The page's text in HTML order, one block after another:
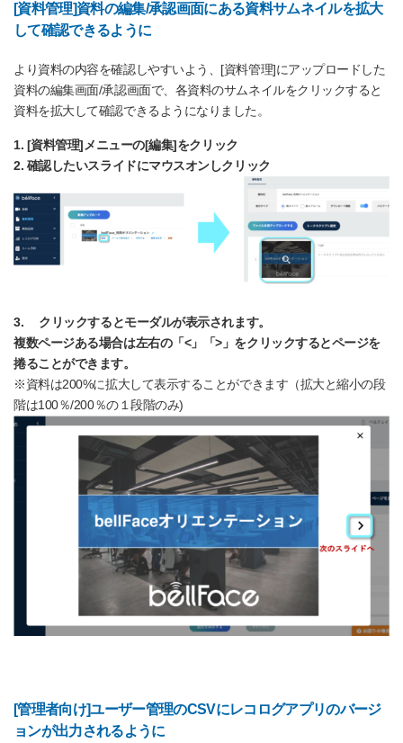
[資料管理]資料の編集/承認画面にある資料サムネイルを拡大
して確認できるように
より資料の内容を確認しやすいよう、[資料管理]にアップロードした
資料の編集画面/承認画面で、各資料のサムネイルをクリックすると
資料を拡大して確認できるようになりました。
1. [資料管理]メニューの[編集]をクリック
2. 確認したいスライドにマウスオンしクリック
3. クリックするとモーダルが表示されます。
複数ページある場合は左右の「<」「>」をクリックするとページを
捲ることができます。
※資料は200%に拡大して表示することができます（拡大と縮小の段
階は100％/200％の１段階のみ)
[管理者向け]ユーザー管理のCSVにレコログアプリのバージ
ョンが出力されるように